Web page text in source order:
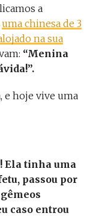
a
uma chinesa de 3
na sua
“Menina
e hoje vive uma
Ela tinha uma
passou por
caso entrou